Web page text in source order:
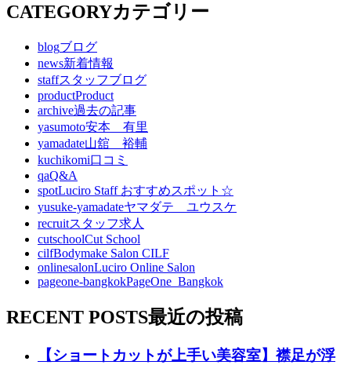
CATEGORYカテゴリー
blogブログ
news新着情報
staffスタッフブログ
productProduct
archive過去の記事
yasumoto安本 有里
yamadate山舘 裕輔
kuchikomi口コミ
qaQ&A
spotLuciro Staff おすすめスポット☆
yusuke-yamadateヤマダテ ユウスケ
recruitスタッフ求人
cutschoolCut School
cilfBodymake Salon CILF
onlinesalonLuciro Online Salon
pageone-bangkokPageOne_Bangkok
RECENT POSTS最近の投稿
【ショートカットが上手い美容室】襟足が浮